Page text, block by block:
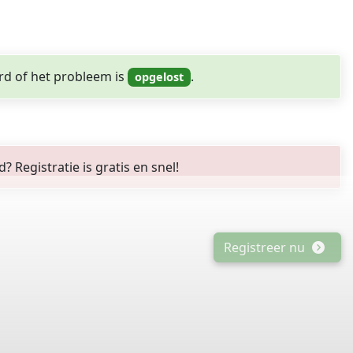
of het probleem is .
Registratie is gratis en snel!
Registreer nu